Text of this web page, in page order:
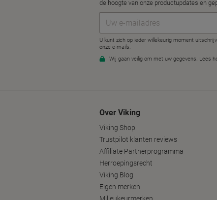
Over Viking
Viking Shop
Trustpilot klanten reviews
Affiliate Partnerprogramma
Herroepingsrecht
Viking Blog
Eigen merken